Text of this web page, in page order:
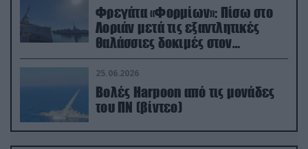
Φρεγάτα «Φορμίων»: Πίσω στο
Λοριάν μετά τις εξαντλητικές
θαλάσσιες δοκιμές στον
απαιτητικό Βισκαϊκό
25.06.2026
Βολές Harpoon από τις μονάδες
του ΠΝ (βίντεο)